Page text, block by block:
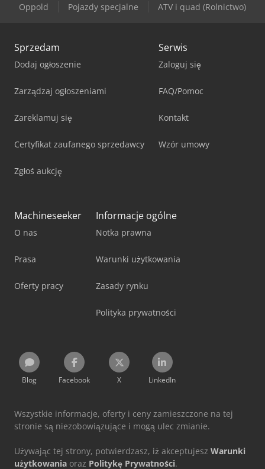
Oppold
Pojazdy specjalne ATV i quad (Rolnictwo)
Sprzedam
Dodaj ogłoszenie
Zarządzaj ogłoszeniami
Zareklamuj się
Certyfikat zaufanego sprzedawcy
Zgłoś aukcję
Serwis
Zaloguj się
FAQ/Pomoc
Kontakt
Wzór umowy
Machineseeker
O nas
Prasa
Oferty pracy
Informacje ogólne
Notka prawna
Warunki użytkowania
Zasady rynku
Polityka prywatności
Blog Facebook X LinkedIn
Wszystkie informacje, oferty i ceny zamieszczone na tej
stronie są niezobowiązujące i mogą ulec zmianie.
Używając tej strony, potwierdzasz, iż akceptujesz Warunki
użytkowania oraz Politykę Prywatności.